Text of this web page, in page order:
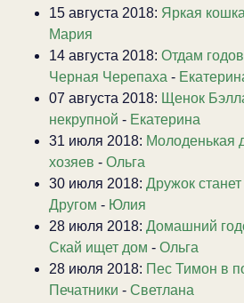
15 августа 2018: Яркая
Мария
14 августа 2018: Отдам
Черная Черепаха -
07 августа 2018: Щенок
некрупной - Екатерина
31 июля 2018: Молоденькая
хозяев - Ольга
30 июля 2018: Дружок
Другом - Юлия
28 июля 2018: Домашний
Скай ищет дом - Ольга
28 июля 2018: Пес Тимон в
Печатники - Светлана